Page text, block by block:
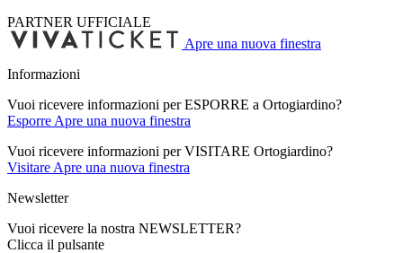
PARTNER UFFICIALE
Apre una nuova finestra
Informazioni
Vuoi ricevere informazioni per ESPORRE a Ortogiardino?
Esporre Apre una nuova finestra
Vuoi ricevere informazioni per VISITARE Ortogiardino?
Visitare Apre una nuova finestra
Newsletter
Vuoi ricevere la nostra NEWSLETTER?
Clicca il pulsante